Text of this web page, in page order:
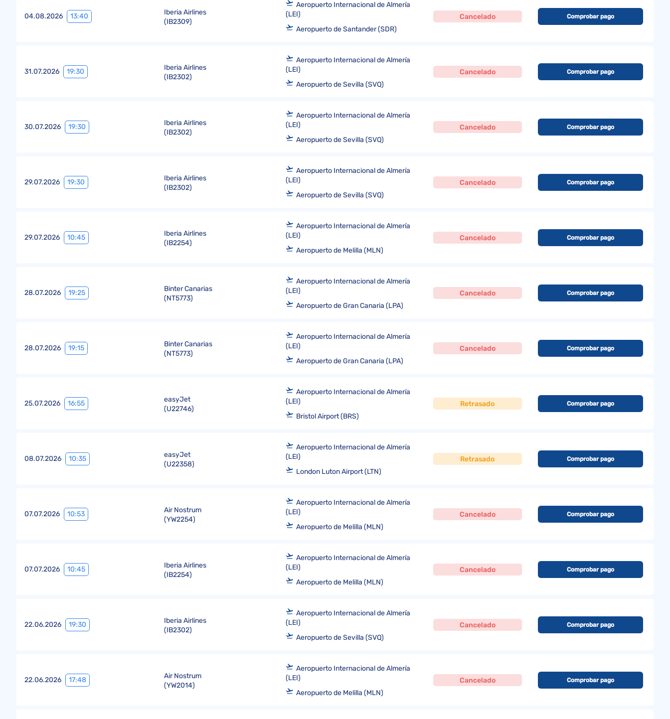
04.08.2026 13:40
Iberia Airlines
(IB2309)
Aeropuerto Internacional de Almería
(LEI)
Aeropuerto de Santander (SDR)
Cancelado Comprobar pago
31.07.2026 19:30
Iberia Airlines
(IB2302)
Aeropuerto Internacional de Almería
(LEI)
Aeropuerto de Sevilla (SVQ)
Cancelado Comprobar pago
30.07.2026 19:30
Iberia Airlines
(IB2302)
Aeropuerto Internacional de Almería
(LEI)
Aeropuerto de Sevilla (SVQ)
Cancelado Comprobar pago
29.07.2026 19:30
Iberia Airlines
(IB2302)
Aeropuerto Internacional de Almería
(LEI)
Aeropuerto de Sevilla (SVQ)
Cancelado Comprobar pago
29.07.2026 10:45
Iberia Airlines
(IB2254)
Aeropuerto Internacional de Almería
(LEI)
Aeropuerto de Melilla (MLN)
Cancelado Comprobar pago
28.07.2026 19:25
Binter Canarias
(NT5773)
Aeropuerto Internacional de Almería
(LEI)
Aeropuerto de Gran Canaria (LPA)
Cancelado Comprobar pago
28.07.2026 19:15
Binter Canarias
(NT5773)
Aeropuerto Internacional de Almería
(LEI)
Aeropuerto de Gran Canaria (LPA)
Cancelado Comprobar pago
25.07.2026 16:55
easyJet
(U22746)
Aeropuerto Internacional de Almería
(LEI)
Bristol Airport (BRS)
Retrasado Comprobar pago
08.07.2026 10:35
easyJet
(U22358)
Aeropuerto Internacional de Almería
(LEI)
London Luton Airport (LTN)
Retrasado Comprobar pago
07.07.2026 10:53
Air Nostrum
(YW2254)
Aeropuerto Internacional de Almería
(LEI)
Aeropuerto de Melilla (MLN)
Cancelado Comprobar pago
07.07.2026 10:45
Iberia Airlines
(IB2254)
Aeropuerto Internacional de Almería
(LEI)
Aeropuerto de Melilla (MLN)
Cancelado Comprobar pago
22.06.2026 19:30
Iberia Airlines
(IB2302)
Aeropuerto Internacional de Almería
(LEI)
Aeropuerto de Sevilla (SVQ)
Cancelado Comprobar pago
22.06.2026 17:48
Air Nostrum
(YW2014)
Aeropuerto Internacional de Almería
(LEI)
Aeropuerto de Melilla (MLN)
Cancelado Comprobar pago